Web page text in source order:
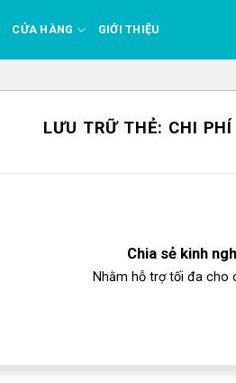
CỬA HÀNG GIỚI THIỆU
LƯU TRỮ THẺ: CHI
Chia sẻ kinh
Nhằm hỗ trợ tối đa cho